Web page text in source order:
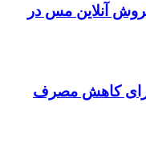
آنلاین مس در
برای کاهش مصرف